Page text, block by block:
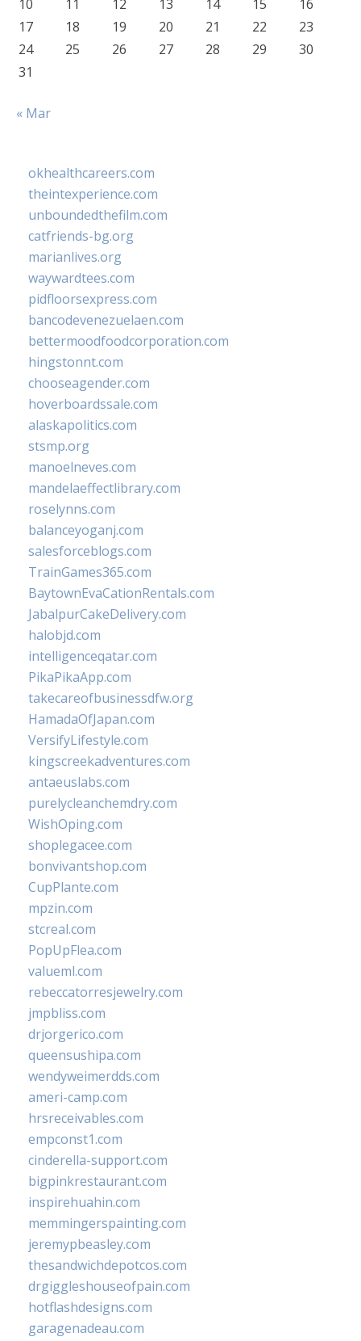
10 11 12 13 14 15
16
17
18 19 20 21 22
23
24
25 26 27 28 29
30
31
« Mar
okhealthcareers.com
theintexperience.com
unboundedthefilm.com
catfriends-bg.org
marianlives.org
waywardtees.com
pidfloorsexpress.com
bancodevenezuelaen.com
bettermoodfoodcorporation.com
hingstonnt.com
chooseagender.com
hoverboardssale.com
alaskapolitics.com
stsmp.org
manoelneves.com
mandelaeffectlibrary.com
roselynns.com
balanceyoganj.com
salesforceblogs.com
TrainGames365.com
BaytownEvaCationRentals.com
JabalpurCakeDelivery.com
halobjd.com
intelligenceqatar.com
PikaPikaApp.com
takecareofbusinessdfw.org
HamadaOfJapan.com
VersifyLifestyle.com
kingscreekadventures.com
antaeuslabs.com
purelycleanchemdry.com
WishOping.com
shoplegacee.com
bonvivantshop.com
CupPlante.com
mpzin.com
stcreal.com
PopUpFlea.com
valueml.com
rebeccatorresjewelry.com
jmpbliss.com
drjorgerico.com
queensushipa.com
wendyweimerdds.com
ameri-camp.com
hrsreceivables.com
empconst1.com
cinderella-support.com
bigpinkrestaurant.com
inspirehuahin.com
memmingerspainting.com
jeremypbeasley.com
thesandwichdepotcos.com
drgiggleshouseofpain.com
hotflashdesigns.com
garagenadeau.com